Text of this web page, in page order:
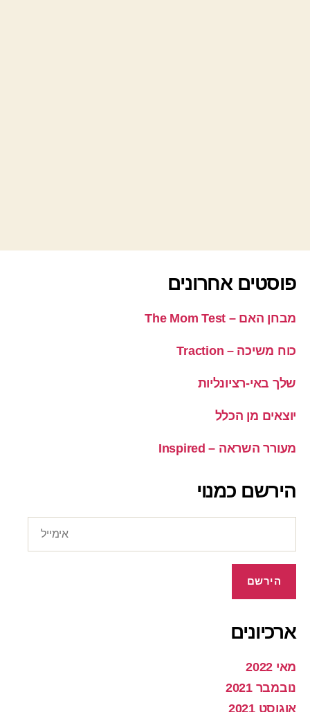
פוסטים אחרונים
מבחן האם – The Mom Test
כוח משיכה – Traction
שלך באי-רציונליות
יוצאים מן הכלל
מעורר השראה – Inspired
הירשם כמנוי
הירשם
ארכיונים
מאי 2022
נובמבר 2021
אוגוסט 2021